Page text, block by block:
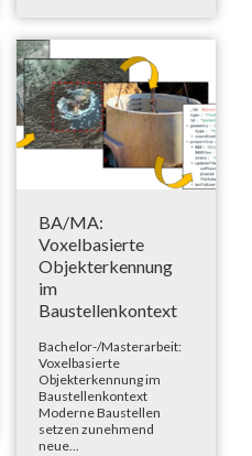
BA/MA:
Voxelbasierte
Objekterkennung
im
Baustellenkontext
Bachelor-/Masterarbeit:
Voxelbasierte
Objekterkennung im
Baustellenkontext
Moderne Baustellen
setzen zunehmend
neue...